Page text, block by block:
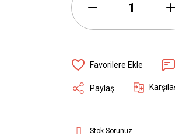
Paylaş
Stok Sorunuz